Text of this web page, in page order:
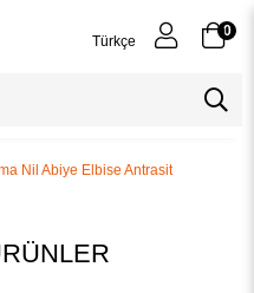
Türkçe
0
Nil Abiye Elbise Antrasit